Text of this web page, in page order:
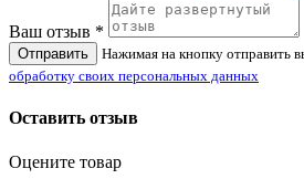
Ваш отзыв *
Отправить
Нажимая на кнопку отправить
обработку своих персональных данных
Оставить отзыв
Оцените товар